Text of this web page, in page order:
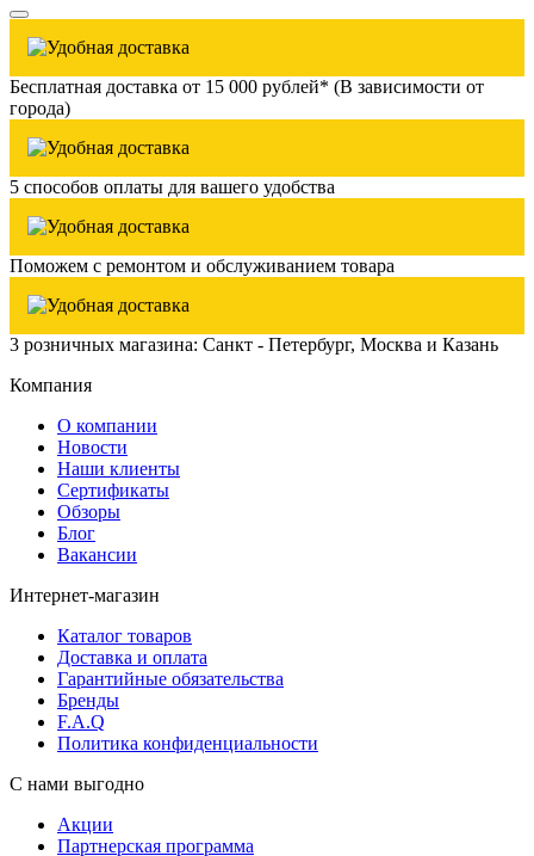
Бесплатная доставка от 15 000 рублей* (В зависимости от
города)
5 способов оплаты для вашего удобства
Поможем с ремонтом и обслуживанием товара
3 розничных магазина: Санкт - Петербург, Москва и Казань
Компания
О компании
Новости
Наши клиенты
Сертификаты
Обзоры
Блог
Вакансии
Интернет-магазин
Каталог товаров
Доставка и оплата
Гарантийные обязательства
Бренды
F.A.Q
Политика конфиденциальности
С нами выгодно
Акции
Партнерская программа